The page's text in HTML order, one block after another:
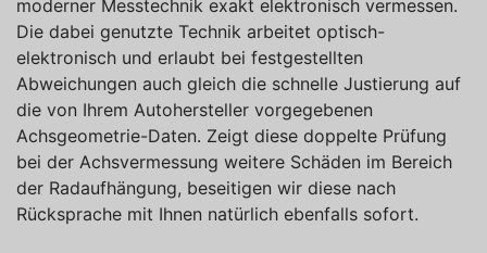
moderner Messtechnik exakt elektronisch vermessen.
Die dabei genutzte Technik arbeitet optisch-
elektronisch und erlaubt bei festgestellten
Abweichungen auch gleich die schnelle Justierung auf
die von Ihrem Autohersteller vorgegebenen
Achsgeometrie-Daten. Zeigt diese doppelte Prüfung
bei der Achsvermessung weitere Schäden im Bereich
der Radaufhängung, beseitigen wir diese nach
Rücksprache mit Ihnen natürlich ebenfalls sofort.